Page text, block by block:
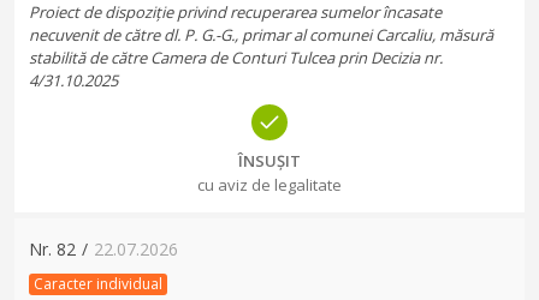
Proiect de dispoziție privind recuperarea sumelor încasate
necuvenit de către dl. P. G.-G., primar al comunei Carcaliu, măsură
stabilită de către Camera de Conturi Tulcea prin Decizia nr.
4/31.10.2025
ÎNSUȘIT
cu aviz de legalitate
Nr. 82 / 22.07.2026
Caracter individual